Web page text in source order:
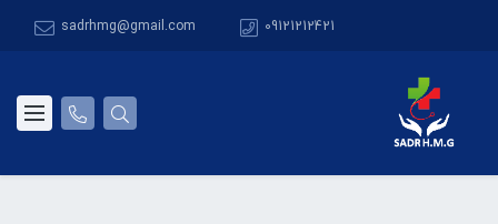
09121212421
sadrhmg@gmail.com